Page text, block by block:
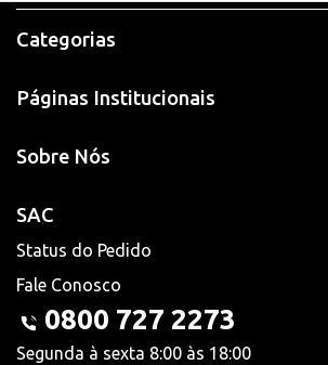
Categorias
Páginas Institucionais
Sobre Nós
SAC
Status do Pedido
Fale Conosco
0800 727 2273
Segunda à sexta 8:00 às 18:00